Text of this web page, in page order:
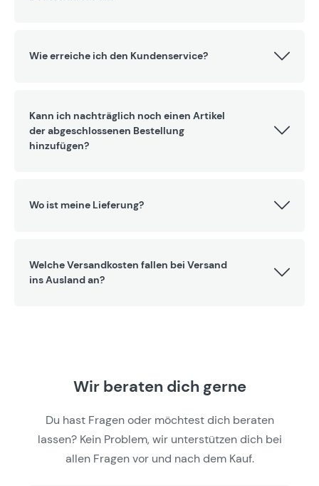
Wie erreiche ich den Kundenservice?
Kann ich nachträglich noch einen Artikel
der abgeschlossenen Bestellung
hinzufügen?
Wo ist meine Lieferung?
Welche Versandkosten fallen bei Versand
ins Ausland an?
Wir beraten dich gerne
Du hast Fragen oder möchtest dich beraten
lassen? Kein Problem, wir unterstützen dich bei
allen Fragen vor und nach dem Kauf.